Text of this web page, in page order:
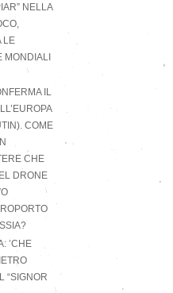
NELLA
LE
MONDIALI
IL
COME
CHE
DRONE
’CHE
“SIGNOR